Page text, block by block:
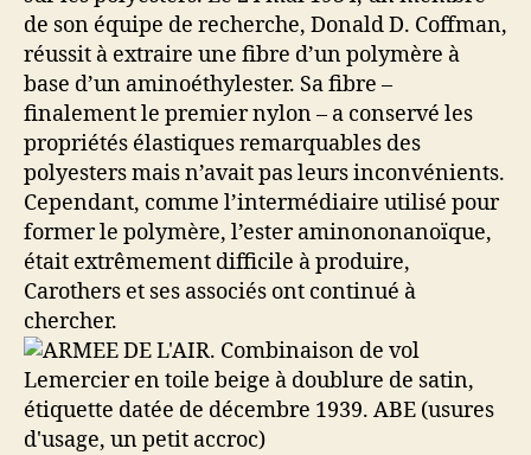
de son équipe de recherche, Donald D. Coffman,
réussit à extraire une fibre d’un polymère à
base d’un aminoéthylester. Sa fibre –
finalement le premier nylon – a conservé les
propriétés élastiques remarquables des
polyesters mais n’avait pas leurs inconvénients.
Cependant, comme l’intermédiaire utilisé pour
former le polymère, l’ester aminononanoïque,
était extrêmement difficile à produire,
Carothers et ses associés ont continué à
chercher.